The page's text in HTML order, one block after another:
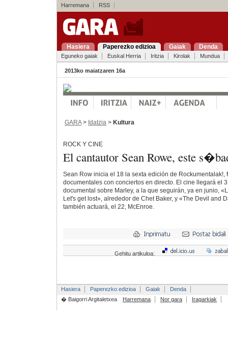
Harremana RSS
Hasiera Paperezko edizioa Gaiak Denda
Eguneko gaiak Euskal Herria Iritzia Kirolak Mundua
2013ko maiatzaren 16a
GARA> Idatzia > Kultura
ROCK Y CINE
El cantautor Sean Rowe, este
Sean Row inicia el 18 la sexta edición de Rockumentalak!,
documentales con conciertos en directo. El cine llegará el
documental sobre Marley, a la que seguirán, ya en junio,
Let's get lost», alrededor de Chet Baker, y «The Devil and
también actuará, el 22, McEnroe.
Gehitu artikuloa:
Hasiera Paperezko edizioa Gaiak
Denda
� Baigorri Argitaletxea
Harremana Nor gara Iragarkiak